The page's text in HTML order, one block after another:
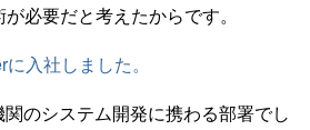
必要だと考えたからです。
入社しました。
のシステム開発に携わる部署でし